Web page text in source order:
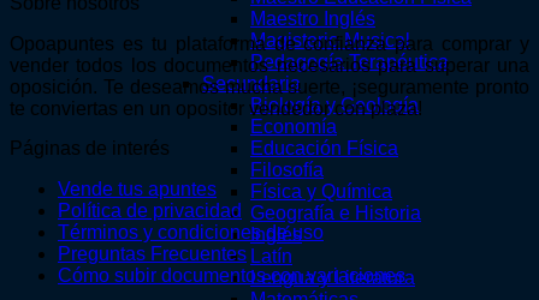
Maestro Inglés
Magisterio Musical
Pedagogía Terapéutica
Secundaria
Biología y Geología
Economía
Educación Física
Filosofía
Física y Química
Geografía e Historia
Inglés
Latín
Lengua y Literatura
Opoapuntes es tu plataforma de confianza para comprar y
vender todos los documentos necesarios para superar una
oposición. Te deseamos mucha suerte, ¡seguramente pronto
te conviertas en un opositor vendedor con plaza!
Páginas de interés
Vende tus apuntes
Política de privacidad
Términos y condiciones de uso
Preguntas Frecuentes
Cómo subir documentos con variaciones